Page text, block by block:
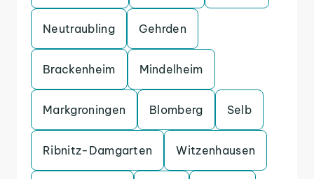
Neutraubling Gehrden
Brackenheim Mindelheim
Markgroningen Blomberg Selb
Ribnitz-Damgarten Witzenhausen